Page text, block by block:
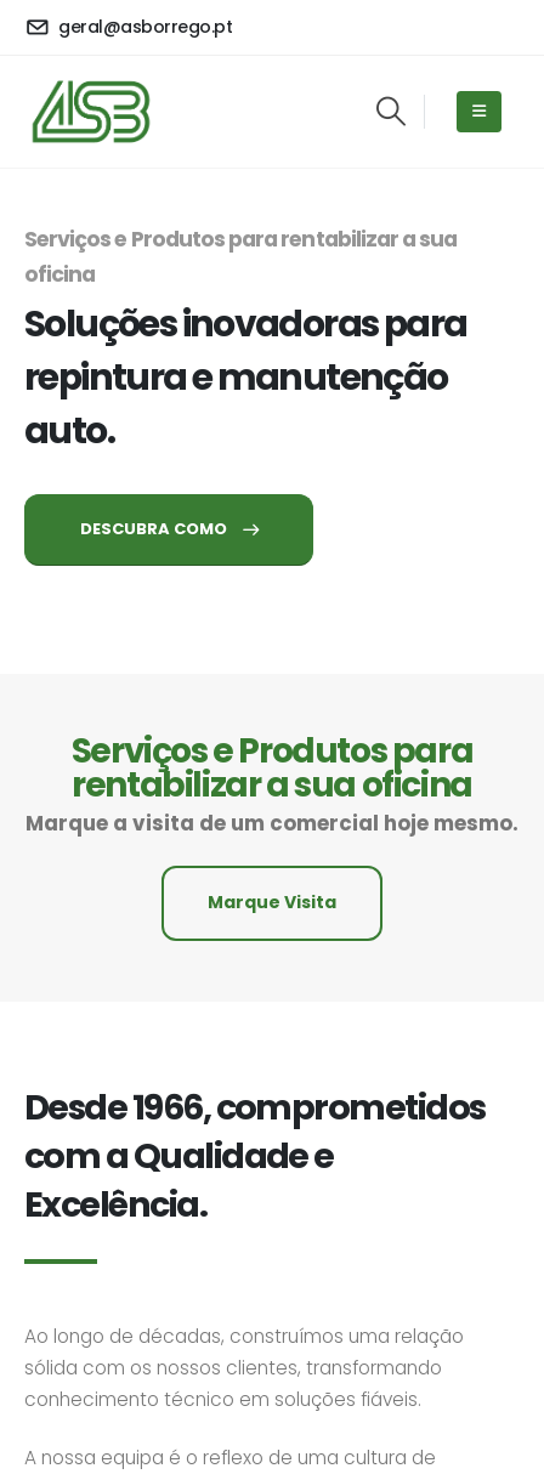
geral@asborrego.pt
Serviços e Produtos para rentabilizar a sua
oficina
Soluções inovadoras para
repintura e manutenção
auto.
DESCUBRA COMO
Serviços e Produtos para
rentabilizar a sua oficina
Marque a visita de um comercial hoje mesmo.
Marque Visita
Desde 1966, comprometidos
com a Qualidade e
Excelência.
Ao longo de décadas, construímos uma relação
sólida com os nossos clientes, transformando
conhecimento técnico em soluções fiáveis.
A nossa equipa é o reflexo de uma cultura de